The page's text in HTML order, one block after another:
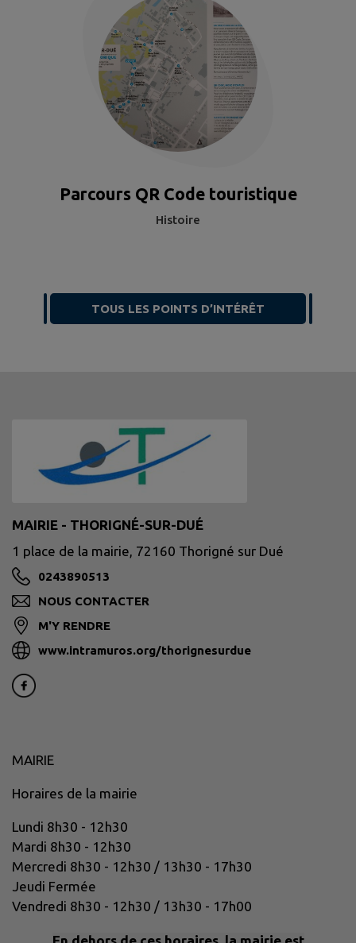
Parcours QR Code touristique
Histoire
TOUS LES POINTS D’INTÉRÊT
MAIRIE - THORIGNÉ-SUR-DUÉ
1 place de la mairie, 72160 Thorigné sur Dué
0243890513
NOUS CONTACTER
M'Y RENDRE
www.intramuros.org/thorignesurdue
MAIRIE
Horaires de la mairie
Lundi 8h30 - 12h30
Mardi 8h30 - 12h30
Mercredi 8h30 - 12h30 / 13h30 - 17h30
Jeudi Fermée
Vendredi 8h30 - 12h30 / 13h30 - 17h00
En dehors de ces horaires, la mairie est